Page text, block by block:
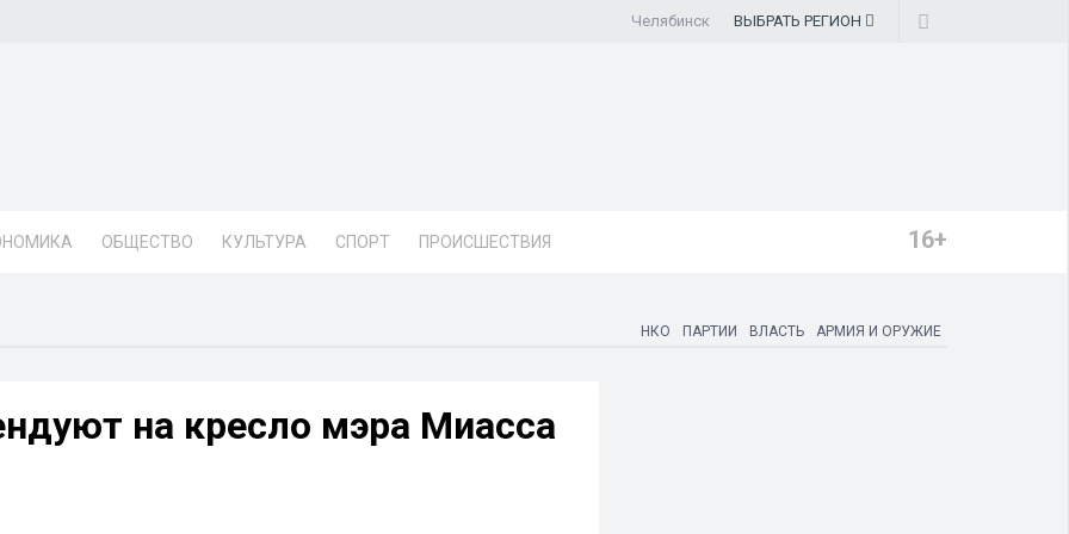
Челябинск ВЫБРАТЬ РЕГИОН
ОБЩЕСТВО КУЛЬТУРА СПОРТ ПРОИСШЕСТВИЯ 16+
НКО ПАРТИИ ВЛАСТЬ АРМИЯ И ОРУЖИЕ
на кресло мэра Миасса